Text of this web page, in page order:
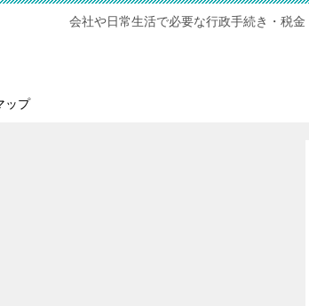
会社や日常生活で必要な行政手続き・税
ップ